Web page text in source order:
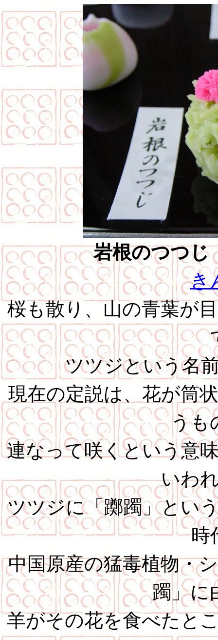
岩根のつつじ
き
桜も散り、山の青葉が
ツツジという名
現在の定説は、花が筒
うも
連なって咲くという意
いわ
ツツジに「躑躅」とい
時
中国原産の猛毒植物・
躅」に
羊がその花を食べたと